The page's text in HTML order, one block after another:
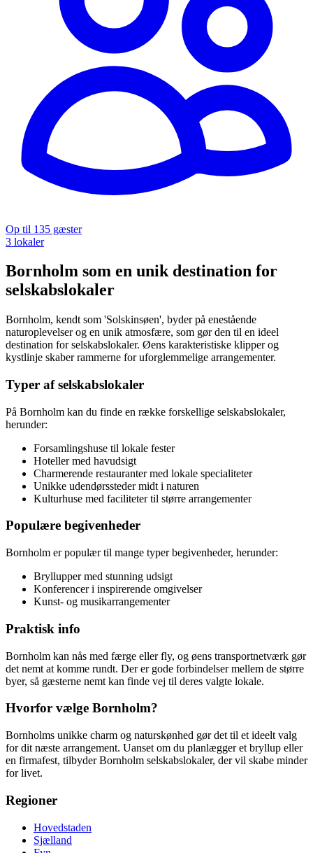
Op til 135 gæster
3 lokaler
Bornholm som en unik destination for
selskabslokaler
Bornholm, kendt som 'Solskinsøen', byder på enestående
naturoplevelser og en unik atmosfære, som gør den til en ideel
destination for selskabslokaler. Øens karakteristiske klipper og
kystlinje skaber rammerne for uforglemmelige arrangementer.
Typer af selskabslokaler
På Bornholm kan du finde en række forskellige selskabslokaler,
herunder:
Forsamlingshuse til lokale fester
Hoteller med havudsigt
Charmerende restauranter med lokale specialiteter
Unikke udendørssteder midt i naturen
Kulturhuse med faciliteter til større arrangementer
Populære begivenheder
Bornholm er populær til mange typer begivenheder, herunder:
Bryllupper med stunning udsigt
Konferencer i inspirerende omgivelser
Kunst- og musikarrangementer
Praktisk info
Bornholm kan nås med færge eller fly, og øens transportnetværk gør
det nemt at komme rundt. Der er gode forbindelser mellem de større
byer, så gæsterne nemt kan finde vej til deres valgte lokale.
Hvorfor vælge Bornholm?
Bornholms unikke charm og naturskønhed gør det til et ideelt valg
for dit næste arrangement. Uanset om du planlægger et bryllup eller
en firmafest, tilbyder Bornholm selskabslokaler, der vil skabe minder
for livet.
Regioner
Hovedstaden
Sjælland